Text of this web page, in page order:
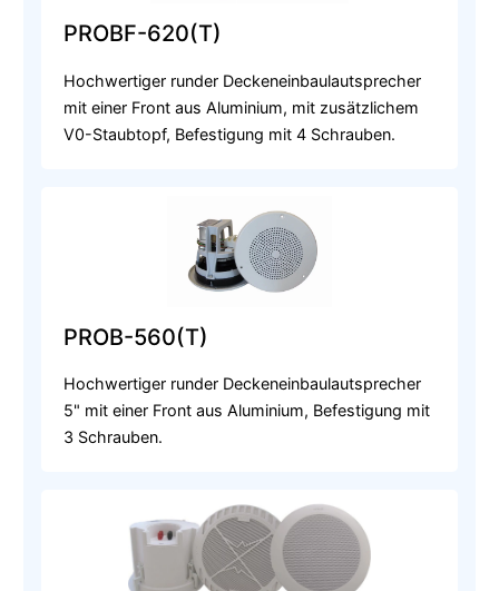
PROBF-620(T)
Hochwertiger runder Deckeneinbaulautsprecher
mit einer Front aus Aluminium, mit zusätzlichem
V0-Staubtopf, Befestigung mit 4 Schrauben.
PROB-560(T)
Hochwertiger runder Deckeneinbaulautsprecher
5" mit einer Front aus Aluminium, Befestigung mit
3 Schrauben.